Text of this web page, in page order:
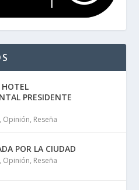
PRESIDENTE
, Opinión, Reseña
POR LA CIUDAD
, Opinión, Reseña